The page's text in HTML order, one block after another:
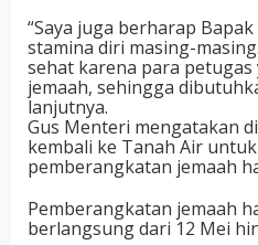
“Saya juga berharap
stamina diri masing-
sehat karena para petugas
jemaah, sehingga
lanjutnya.
Gus Menteri mengatakan
kembali ke Tanah Air
pemberangkatan jemaah
Pemberangkatan jemaah
berlangsung dari 12 Mei